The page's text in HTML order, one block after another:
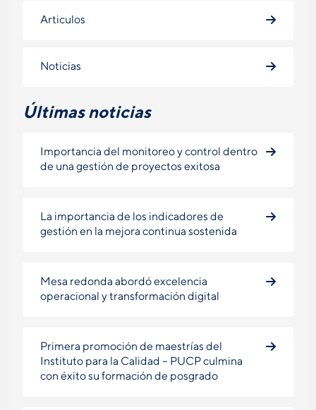
Articulos
Noticias
Últimas noticias
Importancia del monitoreo y control dentro
de una gestión de proyectos exitosa
La importancia de los indicadores de
gestión en la mejora continua sostenida
Mesa redonda abordó excelencia
operacional y transformación digital
Primera promoción de maestrías del
Instituto para la Calidad – PUCP culmina
con éxito su formación de posgrado